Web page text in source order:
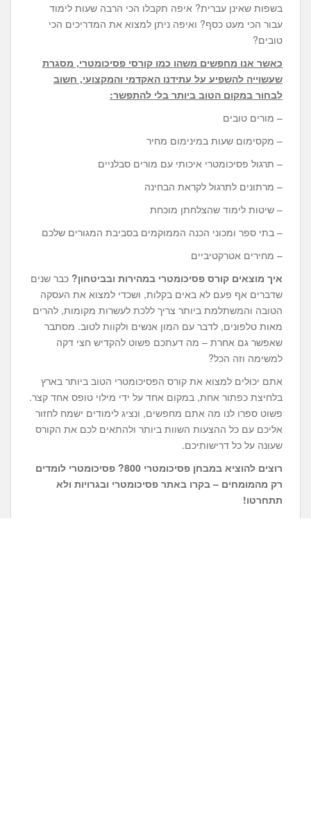
בשפות שאינן עברית? איפה תקבלו הכי הרבה שעות לימוד
עבור הכי מעט כסף? ואיפה ניתן למצוא את המדריכים הכי
טובים?
כאשר אנו מחפשים משהו כמו קורסי פסיכומטרי, מסגרת
שעשוייה להשפיע על עתידנו האקדמי והמקצועי, חשוב
לבחור במקום הטוב ביותר בלי להתפשר:
– מורים טובים
– מקסימום שעות במינימום מחיר
– תרגול פסיכומטרי איכותי עם מורים סבלניים
– מרתונים לתרגול לקראת הבחינה
– שיטות לימוד שהצלחתן מוכחת
– בתי ספר ומכוני הכנה הממוקמים בסביבת המגורים שלכם
– מחירים אטרקטיביים
איך מוצאים קורס פסיכומטרי במהירות ובביטחון? כבר שנים
שדברים אף פעם לא באים בקלות, ושכדי למצוא את העסקה
הטובה והמשתלמת ביותר צריך ללכת לעשרות מקומות, להרים
מאות טלפונים, לדבר עם המון אנשים ולקוות לטוב. מסתבר
שאפשר גם אחרת – מה דעתכם פשוט להקדיש חצי דקה
למשימה וזה הכל?
אתם יכולים למצוא את קורס הפסיכומטרי הטוב ביותר בארץ
בלחיצת כפתור אחת, במקום אחד על ידי מילוי טופס אחד קצר.
פשוט ספרו לנו מה אתם מחפשים, ונציג לימודים ישמח לחזור
אליכם עם כל ההצעות השוות ביותר ולהתאים לכם את הקורס
שעונה על כל דרישותיכם.
רוצים להוציא במבחן פסיכומטרי 800? פסיכומטרי לומדים
רק מהמומחים – בקרו באתר פסיכומטרי ובגרויות ולא
תתחרטו!